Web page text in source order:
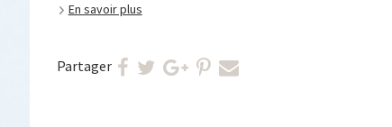
En savoir plus
Partager